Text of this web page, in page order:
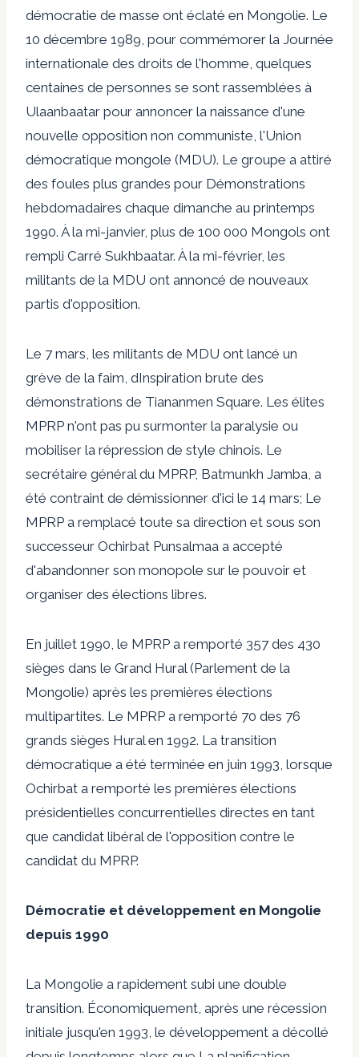
démocratie de masse ont éclaté en Mongolie. Le
10 décembre 1989, pour commémorer la Journée
internationale des droits de l'homme, quelques
centaines de personnes se sont rassemblées à
Ulaanbaatar pour annoncer la naissance d'une
nouvelle opposition non communiste, l'Union
démocratique mongole (MDU). Le groupe a attiré
des foules plus grandes pour Démonstrations
hebdomadaires chaque dimanche au printemps
1990. À la mi-janvier, plus de 100 000 Mongols ont
rempli Carré Sukhbaatar. À la mi-février, les
militants de la MDU ont annoncé de nouveaux
partis d'opposition.
Le 7 mars, les militants de MDU ont lancé un
grève de la faim dInspiration brute des
démonstrations de Tiananmen Square. Les élites
MPRP n'ont pas pu surmonter la paralysie ou
mobiliser la répression de style chinois. Le
secrétaire général du MPRP, Batmunkh Jamba, a
été contraint de démissionner d'ici le 14 mars; Le
MPRP a remplacé toute sa direction et sous son
successeur Ochirbat Punsalmaa a accepté
d'abandonner son monopole sur le pouvoir et
organiser des élections libres.
En juillet 1990, le MPRP a remporté 357 des 430
sièges dans le Grand Hural (Parlement de la
Mongolie) après les premières élections
multipartites. Le MPRP a remporté 70 des 76
grands sièges Hural en 1992. La transition
démocratique a été terminée en juin 1993, lorsque
Ochirbat a remporté les premières élections
présidentielles concurrentielles directes en tant
que candidat libéral de l'opposition contre le
candidat du MPRP.
Démocratie et développement en Mongolie
depuis 1990
La Mongolie a rapidement subi une double
transition. Économiquement, après une récession
initiale jusqu'en 1993, le développement a décollé